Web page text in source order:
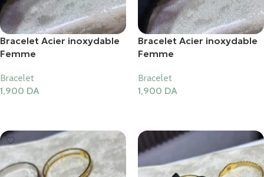
Bracelet Acier inoxydable
Femme
Bracelet
1,900 DA
Bracelet Acier inoxydable
Femme
Bracelet
1,900 DA